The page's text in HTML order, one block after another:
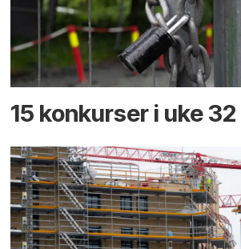
15 konkurser i uke 32